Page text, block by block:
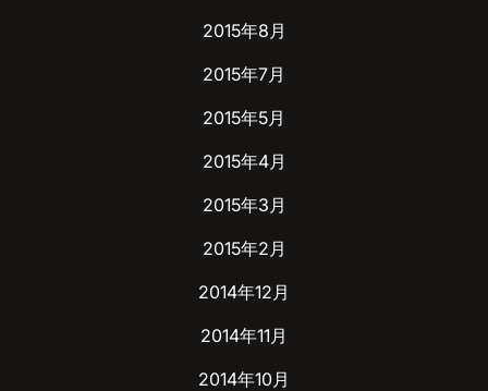
2015年8月
2015年7月
2015年5月
2015年4月
2015年3月
2015年2月
2014年12月
2014年11月
2014年10月